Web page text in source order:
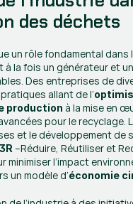
des déchets
un rôle fondamental dans
la fois un générateur et
Des entreprises de
allant de l’
production à la mise en
pour le recyclage.
et le développement de
3R –Réduire, Réutiliser et
minimiser l’impact
un modèle d’économie